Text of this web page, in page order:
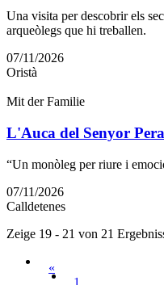
Una visita per descobrir els
arqueòlegs que hi treballen.
07/11/2026
Oristà
Mit der Familie
L'Auca del Senyor Pera
“Un monòleg per riure i
07/11/2026
Calldetenes
Zeige 19 - 21 von 21
«
1